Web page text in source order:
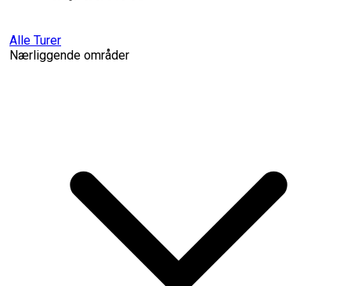
Alle Turer
Nærliggende områder